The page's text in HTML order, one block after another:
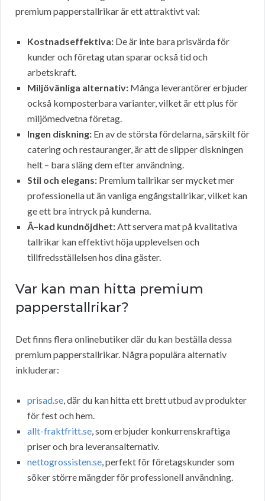
premium papperstallrikar är ett attraktivt val:
Kostnadseffektiva: De är inte bara prisvärda för
kunder och företag utan sparar också tid och
arbetskraft.
Miljövänliga alternativ: Många leverantörer erbjuder
också komposterbara varianter, vilket är ett plus för
miljömedvetna företag.
Ingen diskning: En av de största fördelarna, särskilt för
catering och restauranger, är att de slipper diskningen
helt – bara släng dem efter användning.
Stil och elegans: Premium tallrikar ser mycket mer
professionella ut än vanliga engångstallrikar, vilket kan
ge ett bra intryck på kunderna.
Ã–kad kundnöjdhet:Att servera mat på kvalitativa
tallrikar kan effektivt höja upplevelsen och
tillfredsställelsen hos dina gäster.
Var kan man hitta premium
papperstallrikar?
Det finns flera onlinebutiker där du kan beställa dessa
premium papperstallrikar. Några populära alternativ
inkluderar:
prisad.se, där du kan hitta ett brett utbud av produkter
för fest och hem.
allt-fraktfritt.se, som erbjuder konkurrenskraftiga
priser och bra leveransalternativ.
nettogrossisten.se, perfekt för företagskunder som
söker större mängder för professionell användning.